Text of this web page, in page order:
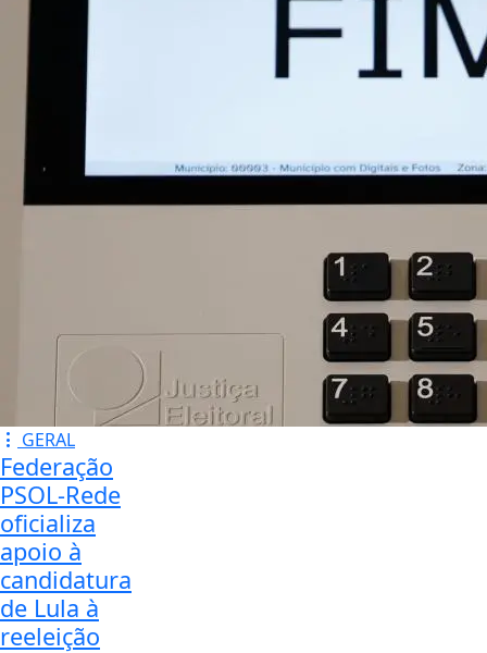
GERAL
Federação
PSOL-Rede
oficializa
apoio à
candidatura
de Lula à
reeleição